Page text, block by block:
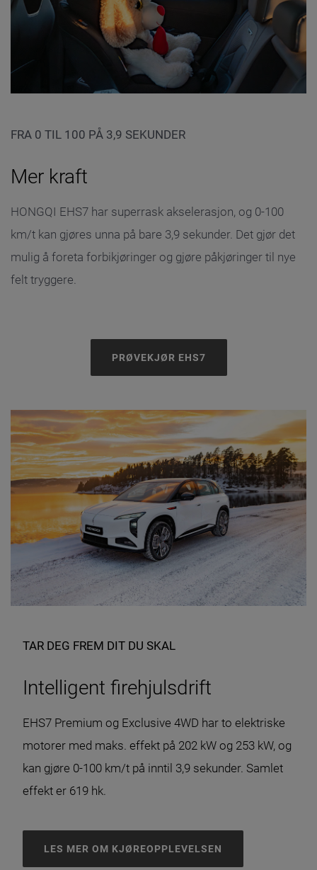
FRA 0 TIL 100 PÅ 3,9 SEKUNDER
Mer kraft
HONGQI EHS7 har superrask akselerasjon, og 0-100
km/t kan gjøres unna på bare 3,9 sekunder. Det gjør det
mulig å foreta forbikjøringer og gjøre påkjøringer til nye
felt tryggere.
PRØVEKJØR EHS7
TAR DEG FREM DIT DU SKAL
Intelligent firehjulsdrift
EHS7 Premium og Exclusive 4WD har to elektriske
motorer med maks. effekt på 202 kW og 253 kW, og
kan gjøre 0-100 km/t på inntil 3,9 sekunder. Samlet
effekt er 619 hk.
LES MER OM KJØREOPPLEVELSEN